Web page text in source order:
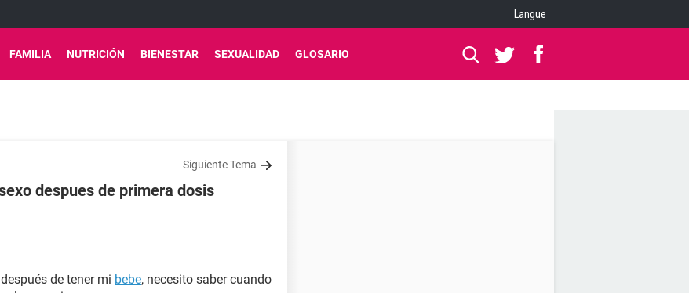
Langue
FAMILIA NUTRICIÓN BIENESTAR SEXUALIDAD GLOSARIO
Siguiente Tema
despues de primera dosis
de tener mi bebe, necesito saber cuando